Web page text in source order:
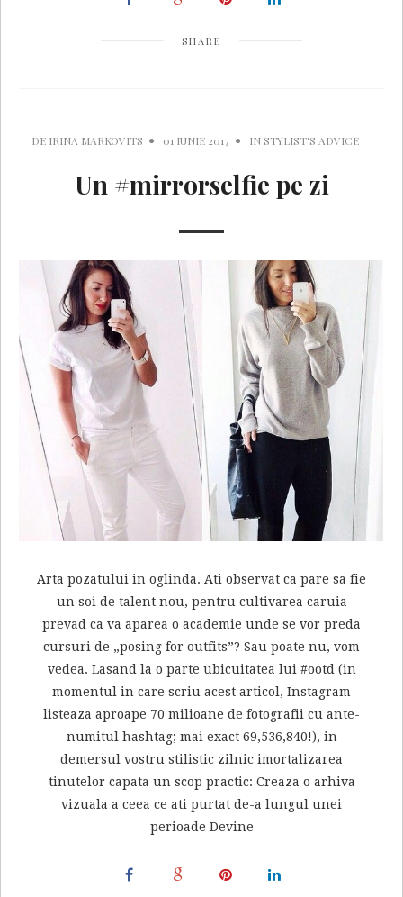
SHARE
DE IRINA MARKOVITS 01 IUNIE 2017 IN STYLIST'S ADVICE
Un #mirrorselfie pe zi
Arta pozatului in oglinda. Ati observat ca pare sa fie
un soi de talent nou, pentru cultivarea caruia
prevad ca va aparea o academie unde se vor preda
cursuri de „posing for outfits”? Sau poate nu, vom
vedea. Lasand la o parte ubicuitatea lui #ootd (in
momentul in care scriu acest articol, Instagram
listeaza aproape 70 milioane de fotografii cu ante-
numitul hashtag; mai exact 69,536,840!), in
demersul vostru stilistic zilnic imortalizarea
tinutelor capata un scop practic: Creaza o arhiva
vizuala a ceea ce ati purtat de-a lungul unei
perioade Devine